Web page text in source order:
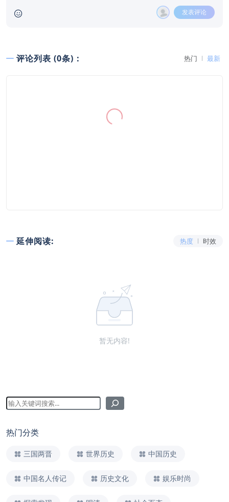
发表评论
评论列表 (0条)： 热门 最新
延伸阅读: 热度 时效
暂无内容!
热门分类
三国两晋 世界历史 中国历史
中国名人传记 历史文化 娱乐时尚